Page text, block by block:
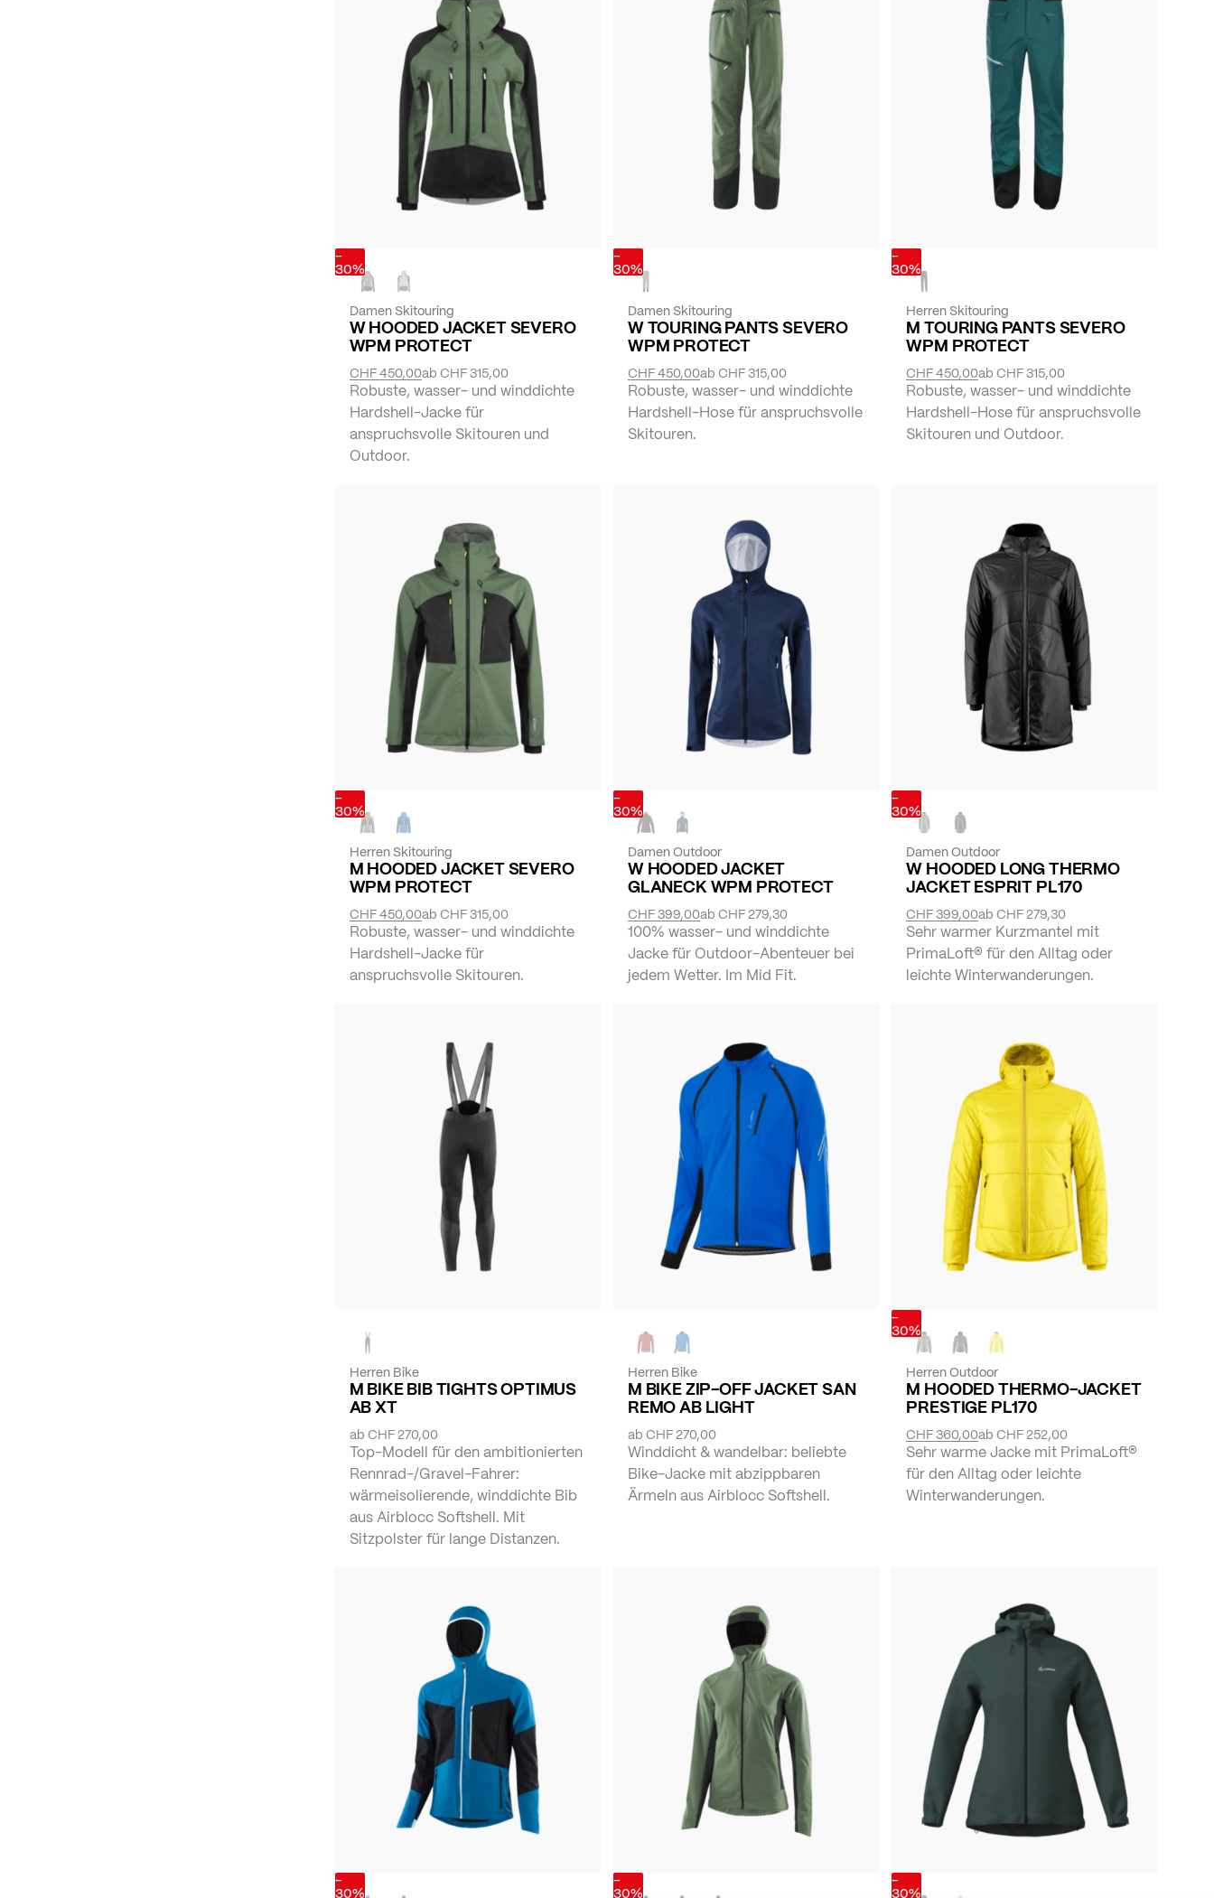
-
30%
Damen Skitouring
W HOODED JACKET SEVERO
WPM PROTECT
abCHF 315,00
CHF 450,00
Robuste, wasser- und winddichte
Hardshell-Jacke für
anspruchsvolle Skitouren und
Outdoor.
-
30%
Damen Skitouring
W TOURING PANTS SEVERO
WPM PROTECT
abCHF 315,00
CHF 450,00
Robuste, wasser- und winddichte
Hardshell-Hose für anspruchsvolle
Skitouren.
-
30%
Herren Skitouring
M TOURING PANTS SEVERO
WPM PROTECT
ab CHF 315,00
CHF 450,00
Robuste, wasser- und winddichte
Hardshell-Hose für anspruchsvolle
Skitouren und Outdoor.
-
30%
Herren Skitouring
M HOODED JACKET SEVERO
WPM PROTECT
abCHF 315,00
CHF 450,00
Robuste, wasser- und winddichte
Hardshell-Jacke für
anspruchsvolle Skitouren.
-
30%
Damen Outdoor
W HOODED JACKET
GLANECK WPM PROTECT
abCHF 279,30
CHF 399,00
100% wasser- und winddichte
Jacke für Outdoor-Abenteuer bei
jedem Wetter. Im Mid Fit.
-
30%
Damen Outdoor
W HOODED LONG THERMO
JACKET ESPRIT PL170
ab CHF 279,30
CHF 399,00
Sehr warmer Kurzmantel mit
PrimaLoft® für den Alltag oder
leichte Winterwanderungen.
Herren Bike
M BIKE BIB TIGHTS OPTIMUS
AB XT
abCHF 270,00
Top-Modell für den ambitionierten
Rennrad-/Gravel-Fahrer:
wärmeisolierende, winddichte Bib
aus Airblocc Softshell. Mit
Sitzpolster für lange Distanzen.
Herren Bike
M BIKE ZIP-OFF JACKET SAN
REMO AB LIGHT
abCHF 270,00
Winddicht & wandelbar: beliebte
Bike-Jacke mit abzippbaren
Ärmeln aus Airblocc Softshell.
-
30%
Herren Outdoor
M HOODED THERMO-JACKET
PRESTIGE PL170
ab CHF 252,00
CHF 360,00
Sehr warme Jacke mit PrimaLoft®
für den Alltag oder leichte
Winterwanderungen.
-
30%
-
30%
-
30%